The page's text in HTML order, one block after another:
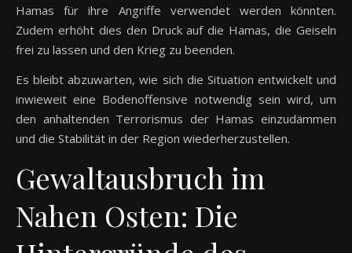
Hamas für ihre Angriffe verwendet werden könnten.
Zudem erhöht dies den Druck auf die Hamas, die Geiseln
frei zu lassen und den Krieg zu beenden.
Es bleibt abzuwarten, wie sich die Situation entwickelt und
inwieweit eine Bodenoffensive notwendig sein wird, um
den anhaltenden Terrorismus der Hamas einzudämmen
und die Stabilität in der Region wiederherzustellen.
Gewaltausbruch im
Nahen Osten: Die